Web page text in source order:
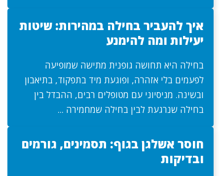
איך להעביר בחילה במהירות: שיטות
יעילות ומה להימנע
בחילה היא תחושה גופנית מתישה שמופיעה
לפעמים בלי אזהרה, ופוגעת מיד בתפקוד, בתיאבון
ובשינה. מניסיוני עם מטופלים רבים, ההבדל בין
בחילה שנרגעת לבין בחילה שמחמירה ...
חוסר אשלגן בגוף: תסמינים, גורמים
ובדיקות